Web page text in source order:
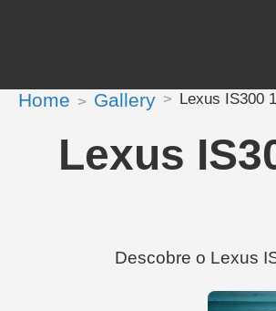
Home Gallery Lexus IS300
Lexus
Descobre o Lexus